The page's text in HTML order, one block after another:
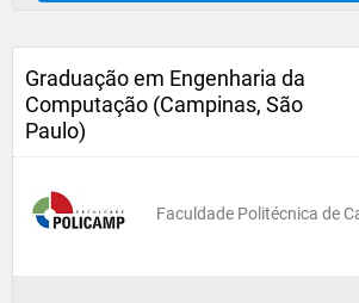
Graduação em Engenharia da
Computação (Campinas, São
Paulo)
Faculdade Politécnica de